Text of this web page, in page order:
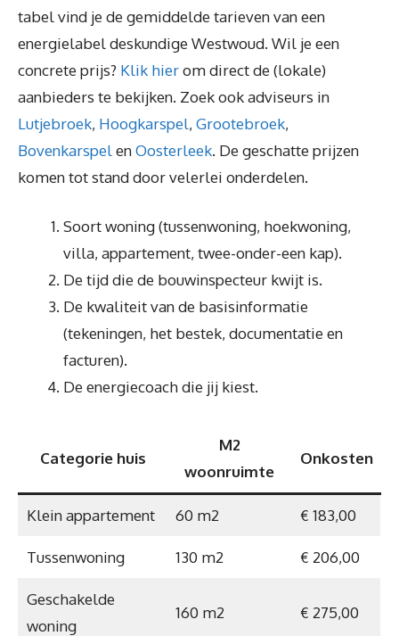
tabel vind je de gemiddelde tarieven van een
energielabel deskundige Westwoud. Wil je een
concrete prijs? Klik hierom direct de (lokale)
aanbieders te bekijken. Zoek ook adviseurs in
Lutjebroek, Hoogkarspel, Grootebroek,
BovenkarspelenOosterleek. De geschatte prijzen
komen tot stand door velerlei onderdelen.
Soort woning (tussenwoning, hoekwoning,
villa, appartement, twee-onder-een kap).
De tijd die de bouwinspecteur kwijt is.
De kwaliteit van de basisinformatie
(tekeningen, het bestek, documentatie en
facturen).
De energiecoach die jij kiest.
Categorie huis
M2
woonruimte
Onkosten
Klein appartement 60 m2 € 183,00
Tussenwoning 130 m2 € 206,00
Geschakelde
woning
160 m2 € 275,00